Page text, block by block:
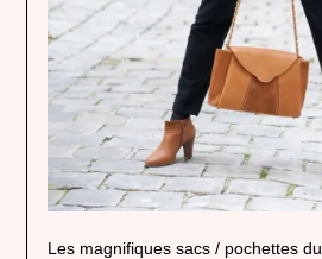
Les magnifiques sacs / pochettes du